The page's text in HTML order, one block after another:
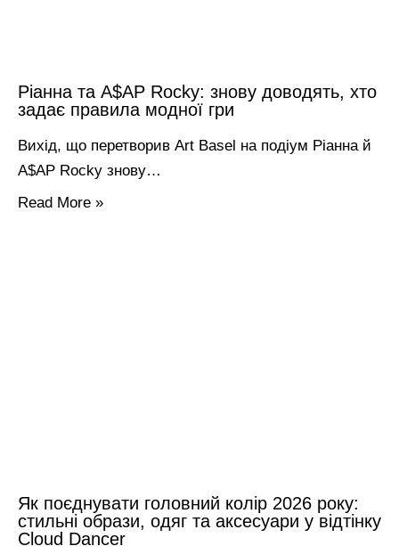
Ріанна та A$AP Rocky: знову доводять, хто
задає правила модної гри
Вихід, що перетворив Art Basel на подіум Ріанна й
A$AP Rocky знову…
Read More »
Як поєднувати головний колір 2026 року:
стильні образи, одяг та аксесуари у відтінку
Cloud Dancer